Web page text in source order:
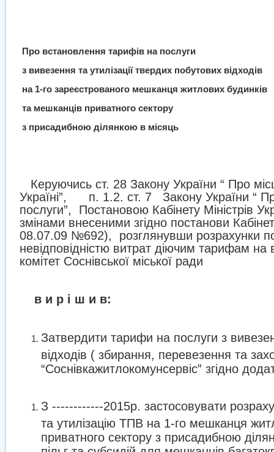
Про встановлення тарифів на послуги
з вивезення та утилізації твердих побутових відходів
на 1-го зареєстрованого мешканця житлових будинків
та мешканців приватного сектору
з присадибною ділянкою в місяць
Керуючись ст. 28 Закону України “ Про
Україні”,
п. 1.2. ст. 7
Закону України “
послуги”,
Постановою Кабінету Міністрів
змінами внесеними згідно постанови
08.07.09 №692),
розглянувши розрахунки
невідповідністю витрат діючим тарифам
комітет Соснівської міської ради
в и р і ш и в:
Затвердити тарифи на послуги з
відходів ( збирання, перевезення та
“Соснівкажитлокомунсервіс” згідно
З ------------2015р. застосовувати
та утилізацію ТПВ на 1-го мешканця
приватного сектору з присадибною
пільг та субсидій для мешканців